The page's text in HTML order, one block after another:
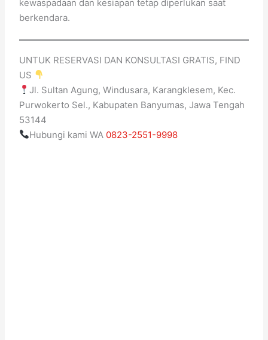
kewaspadaan dan kesiapan tetap diperlukan saat
berkendara.
UNTUK RESERVASI DAN KONSULTASI GRATIS, FIND
US
Jl. Sultan Agung, Windusara, Karangklesem, Kec.
Purwokerto Sel., Kabupaten Banyumas, Jawa Tengah
53144
Hubungi kami WA 0823-2551-9998